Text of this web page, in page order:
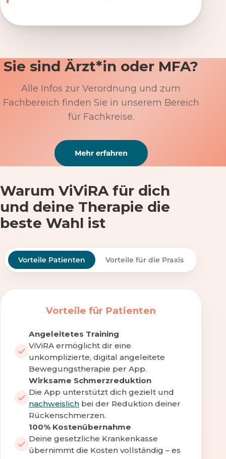
Sie sind Ärzt*in oder MFA?
Alle Infos zur Verordnung und zum
Fachbereich finden Sie in unserem Bereich
für Fachkreise.
Warum ViViRA für dich
und deine Therapie die
beste Wahl ist
Vorteile Patienten Vorteile für die Praxis
Vorteile für Patienten
Angeleitetes Training
ViViRA ermöglicht dir eine
unkomplizierte, digital angeleitete
Bewegungstherapie per App.
Wirksame Schmerzreduktion
Die App unterstützt dich gezielt und
nachweislich bei der Reduktion deiner
Rückenschmerzen.
100% Kostenübernahme
Deine gesetzliche Krankenkasse
übernimmt die Kosten vollständig – es